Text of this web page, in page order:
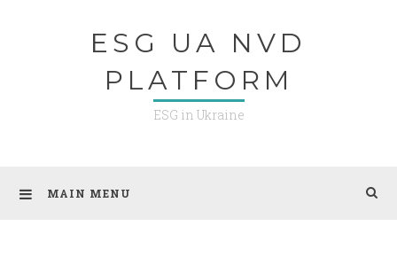
ESG UA NVD
PLATFORM
ESG in Ukraine
MAIN MENU